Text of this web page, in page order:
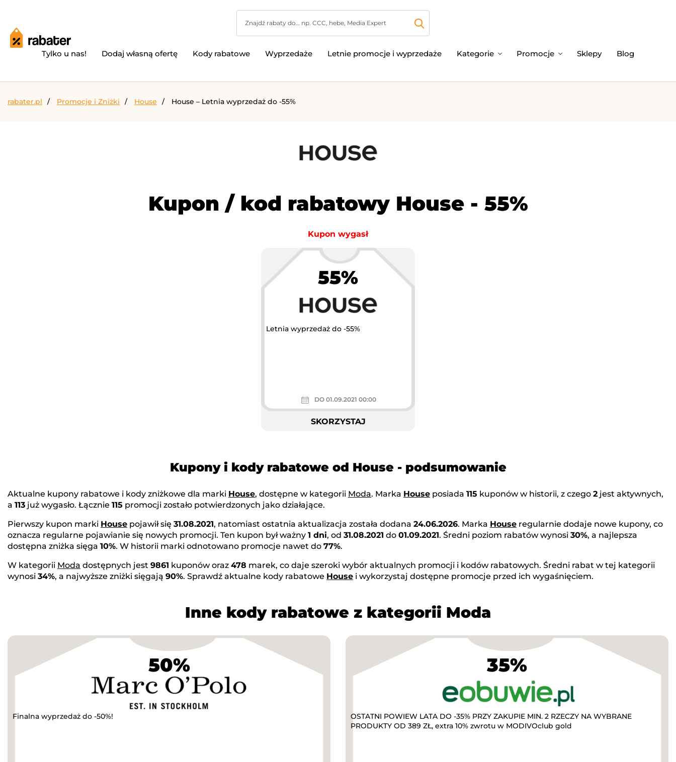
Tylko u nas! Dodaj własną ofertę Kody rabatowe Wyprzedaże Letnie promocje i wyprzedaże Kategorie Promocje Sklepy Blog
rabater.pl Promocje i Zniżki House House – Letnia wyprzedaż do -55%
Kupon / kod rabatowy House - 55%
Kupon wygasł
55%
Letnia wyprzedaż do -55%
DO 01.09.2021 00:00
SKORZYSTAJ
Kupony i kody rabatowe od House - podsumowanie
Aktualne kupony rabatowe i kody zniżkowe dla marki House, dostępne w kategorii Moda. Marka House posiada 115 kuponów w historii, z czego 2 jest aktywnych,
a 113 już wygasło. Łącznie 115 promocji zostało potwierdzonych jako działające.
Pierwszy kupon marki House pojawił się 31.08.2021, natomiast ostatnia aktualizacja została dodana 24.06.2026. Marka House regularnie dodaje nowe kupony, co
oznacza regularne pojawianie się nowych promocji. Ten kupon był ważny 1 dni, od 31.08.2021 do 01.09.2021. Średni poziom rabatów wynosi 30%, a najlepsza
dostępna zniżka sięga 10%. W historii marki odnotowano promocje nawet do 77%.
W kategorii Moda dostępnych jest 9861 kuponów oraz 478 marek, co daje szeroki wybór aktualnych promocji i kodów rabatowych. Średni rabat w tej kategorii
wynosi 34%, a najwyższe zniżki sięgają 90%. Sprawdź aktualne kody rabatowe House i wykorzystaj dostępne promocje przed ich wygaśnięciem.
Inne kody rabatowe z kategorii Moda
50%
Finalna wyprzedaż do -50%!
35%
OSTATNI POWIEW LATA DO -35% PRZY ZAKUPIE MIN. 2 RZECZY NA WYBRANE
PRODUKTY OD 389 ZŁ, extra 10% zwrotu w MODIVOclub gold